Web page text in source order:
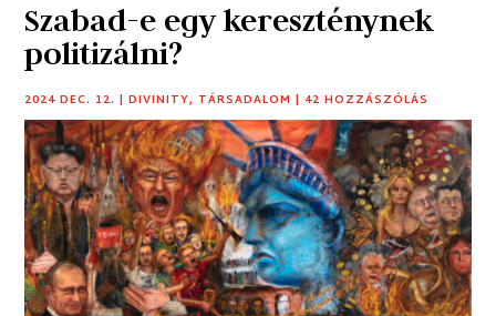
Szabad-e egy kereszténynek
politizálni?
2024 DEC. 12. |DIVINITY, TÁRSADALOM | 42 HOZZÁSZÓLÁS